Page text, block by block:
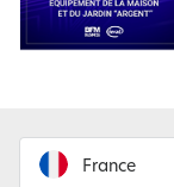
France